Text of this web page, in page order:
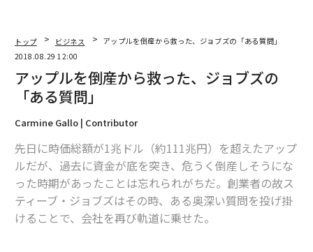
トップ ビジネス
アップルを倒産から救った、ジョブズの「ある質問」
2018.08.29 12:00
アップルを倒産から救った、ジョブズの
「ある質問」
Carmine Gallo | Contributor
先日に時価総額が1兆ドル（約111兆円）を超えたアップ
ルだが、過去に資金が底を突き、危うく倒産しそうにな
った時期があったことは忘れられがちだ。創業者の故ス
ティーブ・ジョブズはその時、ある奥深い質問を投げ掛
けることで、会社を再び軌道に乗せた。